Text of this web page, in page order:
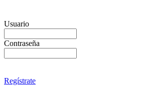
Usuario
Contraseña
Regístrate